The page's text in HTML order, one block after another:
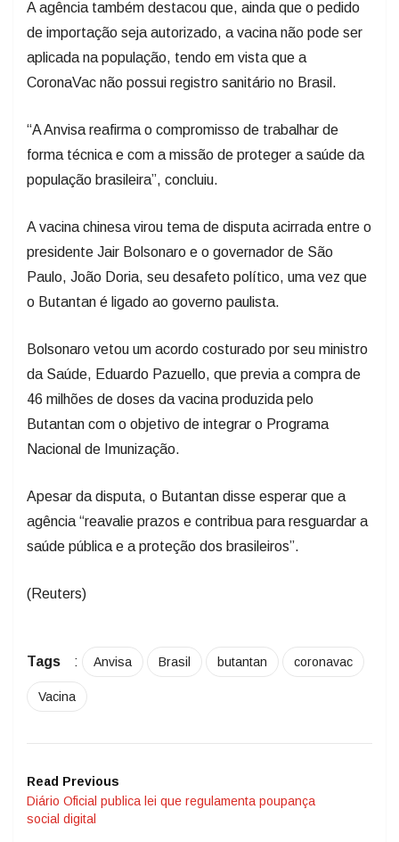
A agência também destacou que, ainda que o pedido
de importação seja autorizado, a vacina não pode ser
aplicada na população, tendo em vista que a
CoronaVac não possui registro sanitário no Brasil.
“A Anvisa reafirma o compromisso de trabalhar de
forma técnica e com a missão de proteger a saúde da
população brasileira”, concluiu.
A vacina chinesa virou tema de disputa acirrada entre o
presidente Jair Bolsonaro e o governador de São
Paulo, João Doria, seu desafeto político, uma vez que
o Butantan é ligado ao governo paulista.
Bolsonaro vetou um acordo costurado por seu ministro
da Saúde, Eduardo Pazuello, que previa a compra de
46 milhões de doses da vacina produzida pelo
Butantan com o objetivo de integrar o Programa
Nacional de Imunização.
Apesar da disputa, o Butantan disse esperar que a
agência “reavalie prazos e contribua para resguardar a
saúde pública e a proteção dos brasileiros”.
(Reuters)
Tags : Anvisa Brasil butantan coronavac
Vacina
Read Previous
Diário Oficial publica lei que regulamenta poupança
social digital